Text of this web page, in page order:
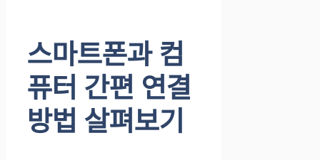
스마트폰과 컴
퓨터 간편 연결
방법 살펴보기